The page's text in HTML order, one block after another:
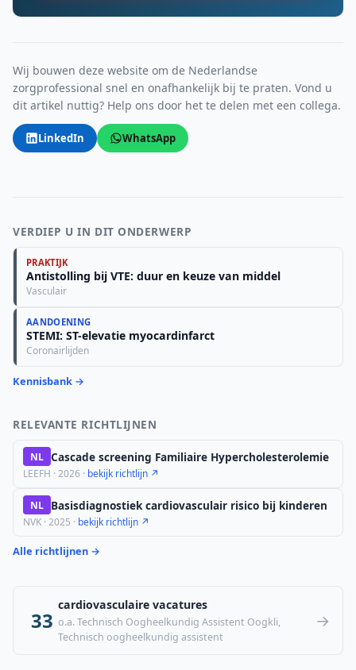
Wij bouwen deze website om de Nederlandse
zorgprofessional snel en onafhankelijk bij te praten. Vond u
dit artikel nuttig? Help ons door het te delen met een collega.
LinkedIn WhatsApp
VERDIEP U IN DIT ONDERWERP
PRAKTIJK
Antistolling bij VTE: duur en keuze van middel
Vasculair
AANDOENING
STEMI: ST-elevatie myocardinfarct
Coronairlijden
Kennisbank →
RELEVANTE RICHTLIJNEN
NL Cascade screening Familiaire Hypercholesterolemie
LEEFH · 2026 · bekijk richtlijn ↗
NL Basisdiagnostiek cardiovasculair risico bij kinderen
NVK · 2025 · bekijk richtlijn ↗
Alle richtlijnen →
33
cardiovasculaire vacatures
o.a. Technisch Oogheelkundig Assistent Oogkli,
Technisch oogheelkundig assistent
→